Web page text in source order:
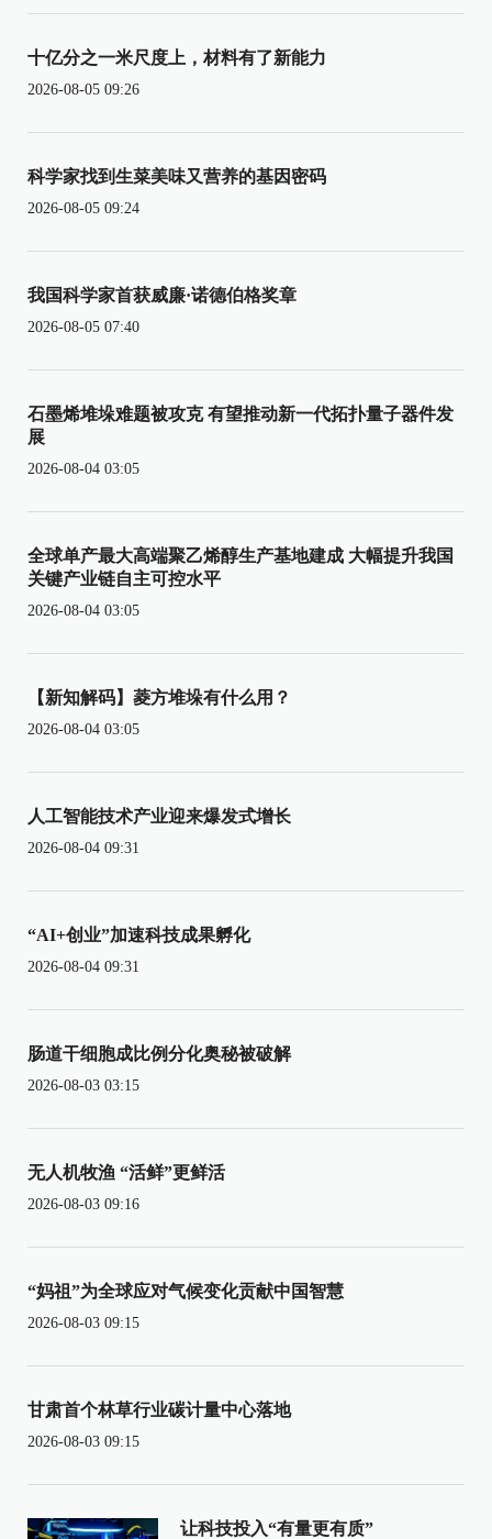
十亿分之一米尺度上，材料有了新能力
2026-08-05 09:26
科学家找到生菜美味又营养的基因密码
2026-08-05 09:24
我国科学家首获威廉·诺德伯格奖章
2026-08-05 07:40
石墨烯堆垛难题被攻克 有望推动新一代拓扑量子器件发
展
2026-08-04 03:05
全球单产最大高端聚乙烯醇生产基地建成 大幅提升我国
关键产业链自主可控水平
2026-08-04 03:05
【新知解码】菱方堆垛有什么用？
2026-08-04 03:05
人工智能技术产业迎来爆发式增长
2026-08-04 09:31
“AI+创业”加速科技成果孵化
2026-08-04 09:31
肠道干细胞成比例分化奥秘被破解
2026-08-03 03:15
无人机牧渔 “活鲜”更鲜活
2026-08-03 09:16
“妈祖”为全球应对气候变化贡献中国智慧
2026-08-03 09:15
甘肃首个林草行业碳计量中心落地
2026-08-03 09:15
让科技投入“有量更有质”